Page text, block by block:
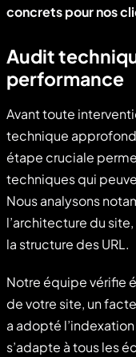
concrets pour nos
Audit
performance
Avant toute
technique
étape cruciale
techniques qui
Nous analysons
l’architecture du
la structure des URL.
Notre équipe vérifie
de votre site, un
a adopté
s’adapte à tous les